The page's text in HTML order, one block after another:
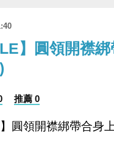
】圓領開襟
推薦 0
】圓領開襟綁帶合身